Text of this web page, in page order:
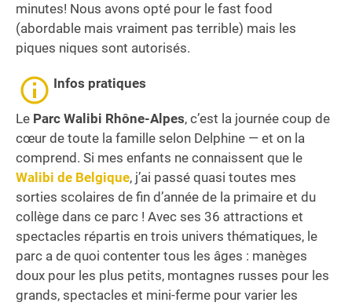
minutes! Nous avons opté pour le fast food
(abordable mais vraiment pas terrible) mais les
piques niques sont autorisés.
Infos pratiques
Le Parc Walibi Rhône-Alpes, c’est la journée coup de
cœur de toute la famille selon Delphine — et on la
comprend. Si mes enfants ne connaissent que le
Walibi de Belgique, j’ai passé quasi toutes mes
sorties scolaires de fin d’année de la primaire et du
collège dans ce parc ! Avec ses 36 attractions et
spectacles répartis en trois univers thématiques, le
parc a de quoi contenter tous les âges : manèges
doux pour les plus petits, montagnes russes pour les
grands, spectacles et mini-ferme pour varier les